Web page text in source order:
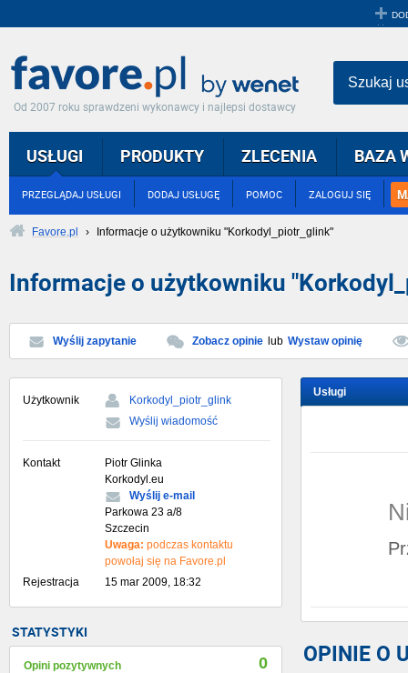
Od 2007 roku sprawdzeni wykonawcy i najlepsi dostawcy
USŁUGI
PRZEGLĄDAJ USŁUGI DODAJ USŁUGĘ POMOC ZALOGUJ SIĘ
PRODUKTY ZLECENIA BAZA
Szukaj
Favore.pl › Informacje o użytkowniku "Korkodyl_piotr_glink"
Informacje o użytkowniku
Wyślij zapytanie Zobacz opinie lub Wystaw opinię
Użytkownik
Korkodyl_piotr_glink
Wyślij wiadomość
Kontakt
Piotr Glinka
Korkodyl.eu
Wyślij e-mail
Parkowa 23 a/8
Szczecin
Uwaga: podczas kontaktu
powołaj się na Favore.pl
Rejestracja
15 mar 2009, 18:32
STATYSTYKI
Opini pozytywnych 0
Usługi
OPINIE O